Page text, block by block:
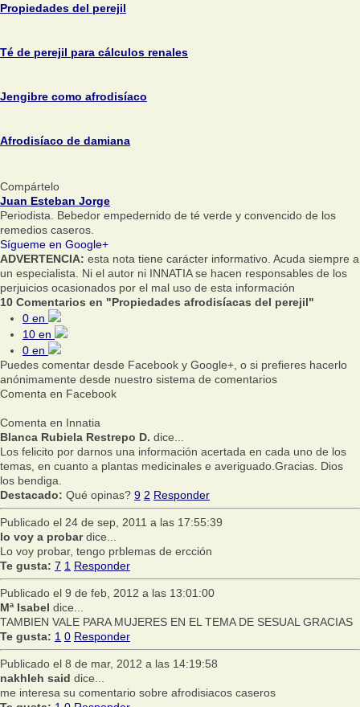
Propiedades del perejil
Té de perejil para cálculos renales
Jengibre como afrodisíaco
Afrodisíaco de damiana
Compártelo
Juan Esteban Jorge
Periodista. Bebedor empedernido de té verde y convencido de los
remedios caseros.
Sígueme en Google+
ADVERTENCIA: esta nota tiene carácter informativo. Acuda siempre a
un especialista. Ni el autor ni INNATIA se hacen responsables de los
perjuicios ocasionados por el mal uso de esta información
10 Comentarios en "Propiedades afrodisíacas del perejil"
0 en
10 en
0 en
Puedes comentar desde Facebook y Google+, o si prefieres hacerlo
anónimamente desde nuestro sistema de comentarios
Comenta en Facebook
Comenta en Innatia
Blanca Rubiela Restrepo D. dice...
Los felicito por darnos una información acertada en cada uno de los
temas, en cuanto a plantas medicinales e averiguado.Gracias. Dios
los bendiga.
Destacado: Qué opinas? 9 2 Responder
Publicado el 24 de sep, 2011 a las 17:55:39
lo voy a probardice...
Lo voy probar, tengo prblemas de ercción
Te gusta: 7 1 Responder
Publicado el 9 de feb, 2012 a las 13:01:00
Mª Isabel dice...
TAMBIEN VALE PARA MUJERES EN EL TEMA DE SESUAL GRACIAS
Te gusta: 1 0 Responder
Publicado el 8 de mar, 2012 a las 14:19:58
nakhleh said dice...
me interesa su comentario sobre afrodisiacos caseros